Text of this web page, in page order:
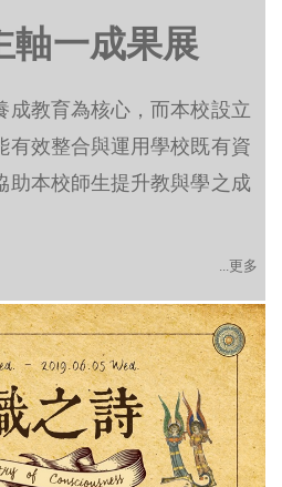
軸一成果展
成教育為核心，而本校設立
有效整合與運用學校既有資
助本校師生提升教與學之成
...更多